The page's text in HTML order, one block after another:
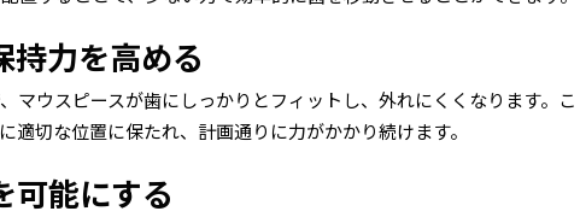
持力を高める
マウスピースが歯にしっかりとフィットし、外れにくくなります。こ
適切な位置に保たれ、計画通りに力がかかり続けます。
可能にする